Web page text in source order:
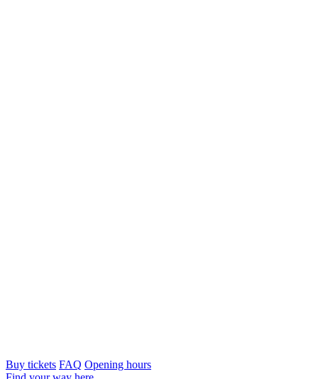
Buy tickets FAQ Opening hours